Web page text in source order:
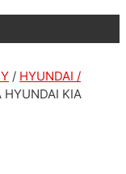
/ HYUNDAI /
HYUNDAI KIA